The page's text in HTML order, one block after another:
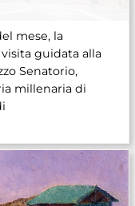
mese, la
guidata alla
Senatorio,
millenaria di